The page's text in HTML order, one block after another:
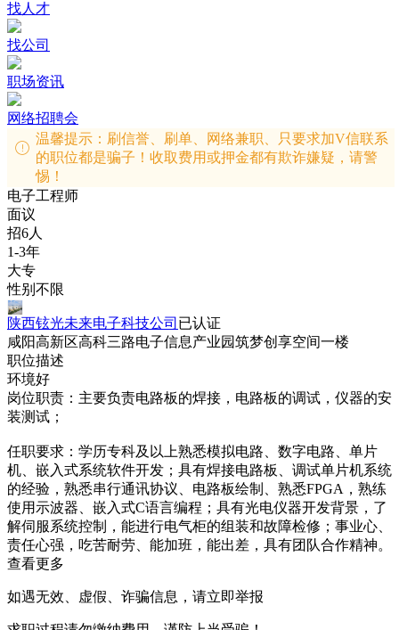
找人才
找公司
职场资讯
网络招聘会
温馨提示：刷信誉、刷单、网络兼职、只要求加V信联系
的职位都是骗子！收取费用或押金都有欺诈嫌疑，请警
惕！
电子工程师
面议
招6人
1-3年
大专
性别不限
陕西铉光未来电子科技公司 已认证
咸阳高新区高科三路电子信息产业园筑梦创享空间一楼
职位描述
环境好
岗位职责：主要负责电路板的焊接，电路板的调试，仪器的安
装测试；
任职要求：学历专科及以上熟悉模拟电路、数字电路、单片
机、嵌入式系统软件开发；具有焊接电路板、调试单片机系统
的经验，熟悉串行通讯协议、电路板绘制、熟悉FPGA，熟练
使用示波器、嵌入式C语言编程；具有光电仪器开发背景，了
解伺服系统控制，能进行电气柜的组装和故障检修；事业心、
责任心强，吃苦耐劳、能加班，能出差，具有团队合作精神。
查看更多
如遇无效、虚假、诈骗信息，请立即举报